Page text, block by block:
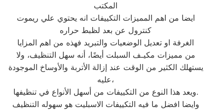
المكتب
ايضا من اهم المميزات التكييفات انه يحتوي علي ريموت
كنترول عن بعد لظبط حراره
الغرفة او تعديل الوضعيات والتبريد فهذه من اهم المزايا
من مميزات مكيـف السبلت أيضًا، أنه سهل التنظيف، ولا
يستهلك الكثير من الوقت عند إزالة الأتربة والأوساخ الموجودة
عليه،
ويعد هذا النوع من التكييفات من أسهل الأنواع في تنظيفها.
وايضا افضل ما فيه التكييفات الاسبليت هو سهوله التنظيف